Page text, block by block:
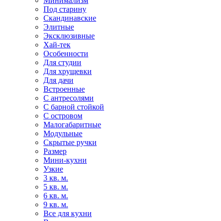
Под старину
Скандинавские
Элитные
Эксклюзивные
Хай-тек
Особенности
Для студии
Для хрущевки
Для дачи
Встроенные
С антресолями
С барной стойкой
С островом
Малогабаритные
Модульные
Скрытые ручки
Размер
Мини-кухни
Узкие
3 кв. м.
5 кв. м.
6 кв. м.
9 кв. м.
Все для кухни